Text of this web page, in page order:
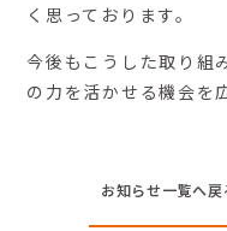
く思っております。
今後もこうした取り組
の力を活かせる機会を
お知らせ一覧へ戻